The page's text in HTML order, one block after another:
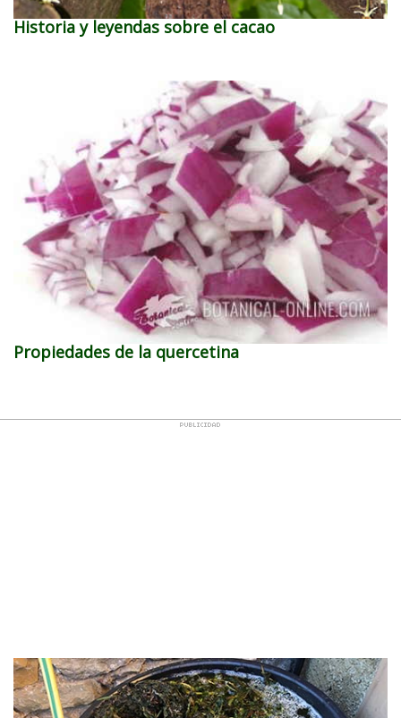
Historia y leyendas sobre el cacao
Propiedades de la quercetina